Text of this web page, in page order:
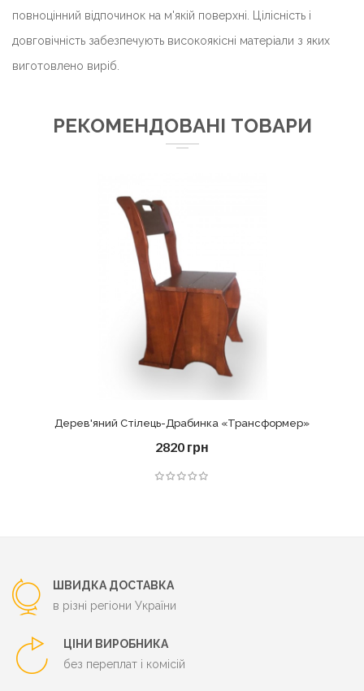
повноцінний відпочинок на м'якій поверхні. Цілісність і
довговічність забезпечують високоякісні матеріали з яких
виготовлено виріб.
РЕКОМЕНДОВАНІ ТОВАРИ
Дерев'яний Стілець-Драбинка «Трансформер»
2820 грн
ШВИДКА ДОСТАВКА
в різні регіони України
ЦІНИ ВИРОБНИКА
без переплат і комісій